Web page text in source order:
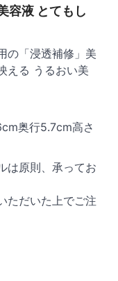
容液 とてもし
の「浸透補修」美
える うるおい美
奥行5.7cm高さ
は原則、承ってお
ただいた上でご注